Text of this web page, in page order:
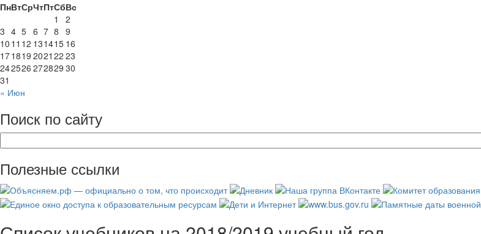
ПнВтСрЧтПтСбВс
1
2
3 4 5 6 7 8 9
10 11 12 131415 16
171819 2021 22 23
242526 272829 30
31
« Июн
Поиск по сайту
Полезные ссылки